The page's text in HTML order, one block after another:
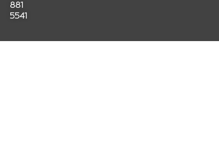
881
5541